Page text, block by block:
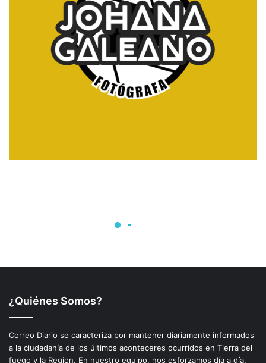
¿Quiénes Somos?
Correo Diario se caracteriza por mantener diariamente informados
a la ciudadanía de los últimos aconteceres ocurridos en Tierra del
fuego y la Region. En nuestro equipo, nos esforzamos día a día,